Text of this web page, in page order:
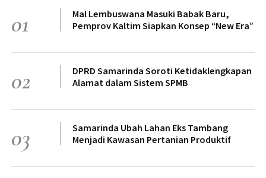
01
Mal Lembuswana Masuki Babak Baru,
Pemprov Kaltim Siapkan Konsep “New Era”
02
DPRD Samarinda Soroti Ketidaklengkapan
Alamat dalam Sistem SPMB
03
Samarinda Ubah Lahan Eks Tambang
Menjadi Kawasan Pertanian Produktif